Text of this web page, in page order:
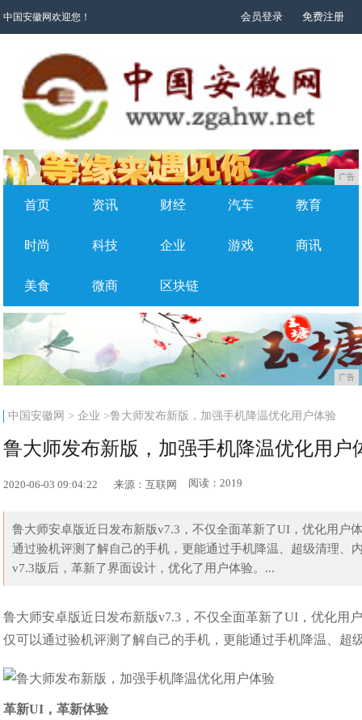
中国安徽网欢迎您！ 会员登录 免费注册
广告
首页 资讯 财经 汽车 教育
时尚 科技 企业 游戏 商讯
美食 微商 区块链
广告
中国安徽网 >企业 >鲁大师发布新版，加强手机降温优化用户体验
鲁大师发布新版，加强手机降温优化用户
2020-06-03 09:04:22 来源：互联网 阅读：2019
鲁大师安卓版近日发布新版v7.3，不仅全面革新了UI，优化用户
通过验机评测了解自己的手机，更能通过手机降温、超级清理
v7.3版后，革新了界面设计，优化了用户体验。...
鲁大师安卓版近日发布新版v7.3，不仅全面革新了UI，优化用
仅可以通过验机评测了解自己的手机，更能通过手机降温、超
革新UI ，革新体验